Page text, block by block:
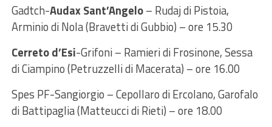
Gadtch-Audax Sant’Angelo– Rudaj di Pistoia,
Arminio di Nola (Bravetti di Gubbio) – ore 15.30
Cerreto d’Esi-Grifoni – Ramieri di Frosinone, Sessa
di Ciampino (Petruzzelli di Macerata) – ore 16.00
Spes PF-Sangiorgio – Cepollaro di Ercolano, Garofalo
di Battipaglia (Matteucci di Rieti) – ore 18.00